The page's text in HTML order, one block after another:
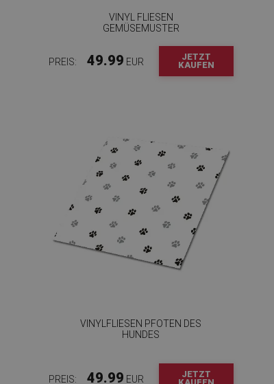
VINYL FLIESEN
GEMÜSEMUSTER
PREIS: 49.99 EUR
JETZT
KAUFEN
VINYLFLIESEN PFOTEN DES
HUNDES
PREIS: 49.99 EUR
JETZT